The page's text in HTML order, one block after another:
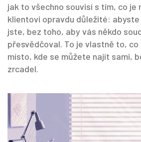
jak to všechno souvisí s tím, co je
klientovi opravdu důležité:
jste, bez toho, aby vás někdo
přesvědčoval. To je vlastně to,
místo, kde se můžete najít sami,
zrcadel.